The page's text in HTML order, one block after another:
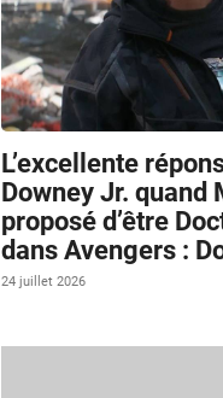
L’excellente
Downey Jr. quand
proposé d’être
dans Avengers :
24 juillet 2026